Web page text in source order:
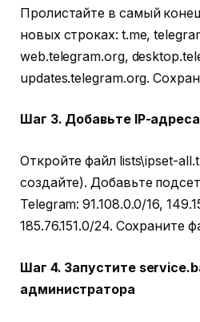
Пролистайте в самый
новых строках: t.me,
web.telegram.org,
updates.telegram.org.
Шаг 3. Добавьте IP-
Откройте файл lists\ipset-
создайте). Добавьте
Telegram: 91.108.0.0/16,
185.76.151.0/24. Сохраните
Шаг 4. Запустите
администратора